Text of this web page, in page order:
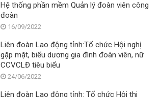
Hệ thống phần mềm Quản lý đoàn viên công
đoàn
16/09/2022
Liên đoàn Lao động tỉnh:Tổ chức Hội nghị
gặp mặt, biểu dương gia đình đoàn viên, nữ
CCVCLĐ tiêu biểu
24/06/2022
Liên đoàn Lao động tỉnh: Tổ chức Hội thi